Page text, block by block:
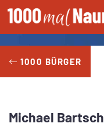
Zum
Inhalt
springen
1000 BÜRGER
Michael Bartsch